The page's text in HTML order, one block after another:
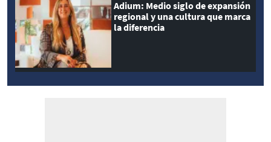
Adium: Medio siglo de expansión
regional y una cultura que marca
la diferencia